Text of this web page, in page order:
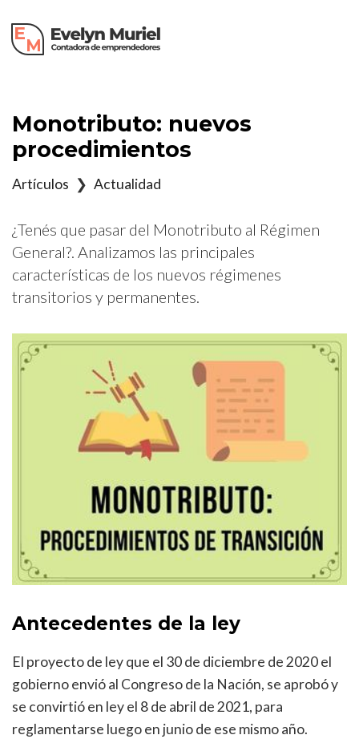
Monotributo: nuevos
procedimientos
Artículos ❯ Actualidad
¿Tenés que pasar del Monotributo al Régimen
General?. Analizamos las principales
características de los nuevos régimenes
transitorios y permanentes.
Antecedentes de la ley
El proyecto de ley que el 30 de diciembre de 2020 el
gobierno envió al Congreso de la Nación, se aprobó y
se convirtió en ley el 8 de abril de 2021, para
reglamentarse luego en junio de ese mismo año.